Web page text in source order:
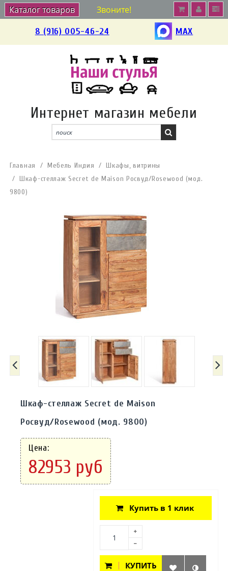
Звоните!
8 (916) 005-46-24 MAX
Интернет магазин мебели
Каталог товаров
Главная Мебель Индия
Шкафы, витрины
Шкаф-стеллаж Secret de Maison Росвуд/Rosewood (мод.
9800)
Шкаф-стеллаж Secret de Maison
Росвуд/Rosewood (мод. 9800)
Цена:
82953 руб
Купить в 1 клик
КУПИТЬ